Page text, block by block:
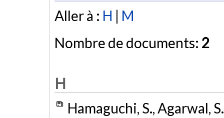
Aller à : H | M
Nombre de documents: 2
H
Hamaguchi, S., Agarwal,